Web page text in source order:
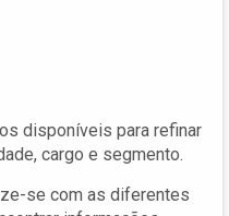
disponíveis para refinar
cargo e segmento.
se com as diferentes